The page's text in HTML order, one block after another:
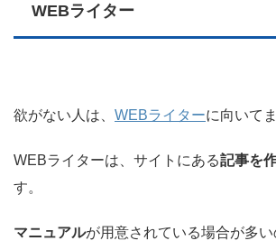
WEBライター
欲がない人は、 WEBライターに向いてま
WEBライターは、サイトにある記事を
す。
マニュアルが用意されている場合が多